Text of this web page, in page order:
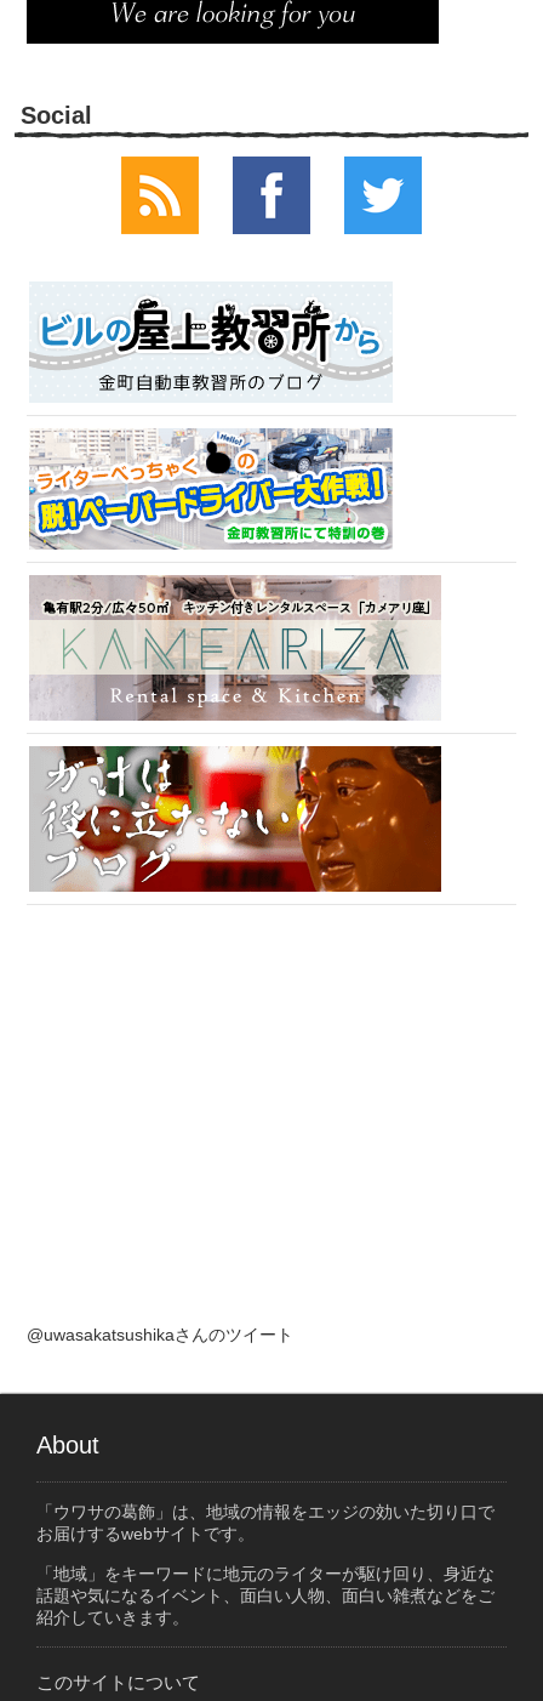
Social
@uwasakatsushikaさんのツイート
About
「ウワサの葛飾」は、地域の情報をエッジの効いた切り口で
お届けするwebサイトです。
「地域」をキーワードに地元のライターが駆け回り、身近な
話題や気になるイベント、面白い人物、面白い雑煮などをご
紹介していきます。
このサイトについて